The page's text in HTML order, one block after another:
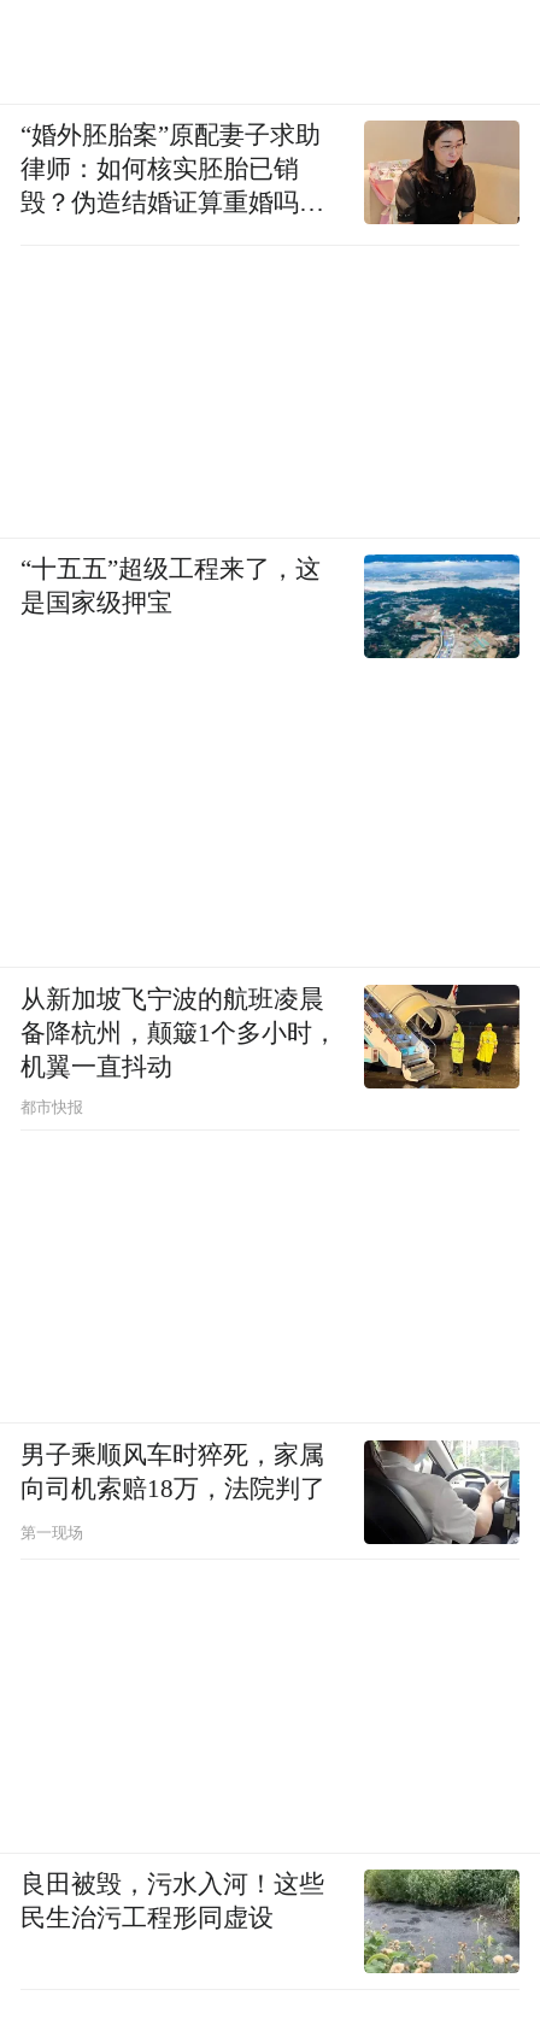
“婚外胚胎案”原配妻子求助
律师：如何核实胚胎已销
毁？伪造结婚证算重婚吗？
“十五五”超级工程来了，这
是国家级押宝
从新加坡飞宁波的航班凌晨
备降杭州，颠簸1个多小时，
机翼一直抖动
都市快报
男子乘顺风车时猝死，家属
向司机索赔18万，法院判了
第一现场
良田被毁，污水入河！这些
民生治污工程形同虚设